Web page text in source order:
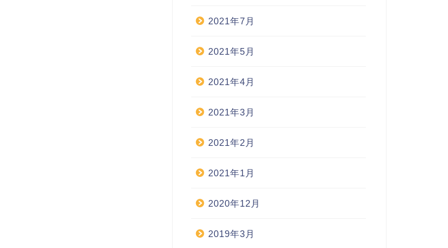
2021年7月
2021年5月
2021年4月
2021年3月
2021年2月
2021年1月
2020年12月
2019年3月